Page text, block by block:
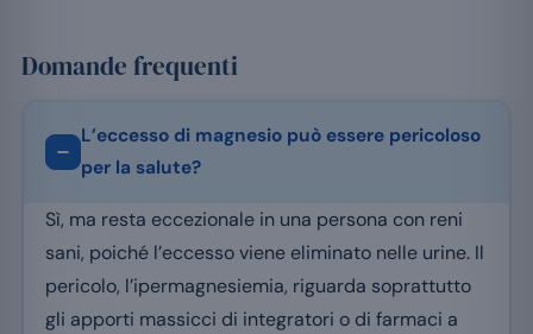
Domande frequenti
L’eccesso di magnesio può essere pericoloso
per la salute?
Sì, ma resta eccezionale in una persona con reni
sani, poiché l’eccesso viene eliminato nelle urine. Il
pericolo, l’ipermagnesiemia, riguarda soprattutto
gli apporti massicci di integratori o di farmaci a